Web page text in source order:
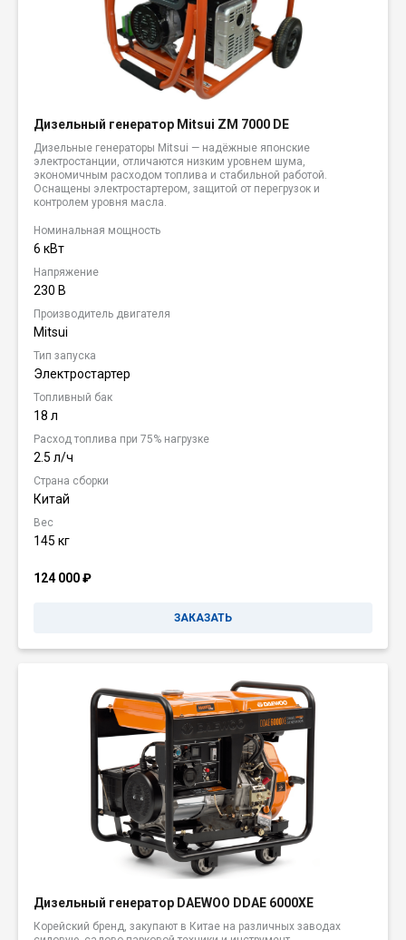
Дизельный генератор Mitsui ZM 7000 DE
Дизельные генераторы Mitsui — надёжные японские
электростанции, отличаются низким уровнем шума,
экономичным расходом топлива и стабильной работой.
Оснащены электростартером, защитой от перегрузок и
контролем уровня масла.
Номинальная мощность
6 кВт
Напряжение
230 В
Производитель двигателя
Mitsui
Тип запуска
Электростартер
Топливный бак
18 л
Расход топлива при 75% нагрузке
2.5 л/ч
Страна сборки
Китай
Вес
145 кг
124 000₽
ЗАКАЗАТЬ
Дизельный генератор DAEWOO DDAE 6000XE
Корейский бренд, закупают в Китае на различных заводах